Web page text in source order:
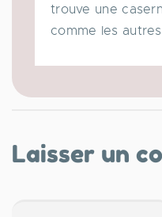
trouve une
comme les
Laisser un